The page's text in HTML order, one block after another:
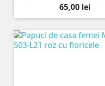
Pret
65,00 lei